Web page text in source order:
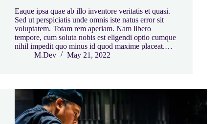
Eaque ipsa quae ab illo inventore veritatis et quasi.
Sed ut perspiciatis unde omnis iste natus error sit
voluptatem. Totam rem aperiam. Nam libero
tempore, cum soluta nobis est eligendi optio cumque
nihil impedit quo minus id quod maxime placeat.…
M.Dev
May 21, 2022